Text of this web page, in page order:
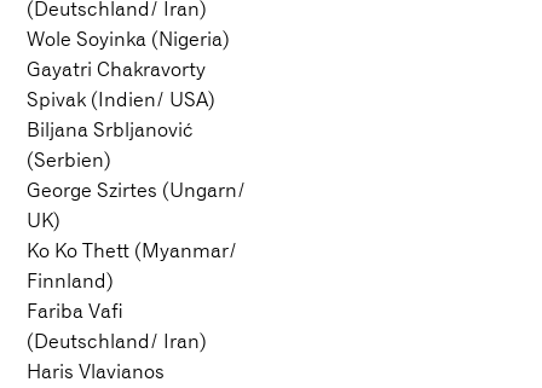
(Deutschland/ Iran)
Wole Soyinka (Nigeria)
Gayatri Chakravorty
Spivak (Indien/ USA)
Biljana Srbljanović
(Serbien)
George Szirtes (Ungarn/
UK)
Ko Ko Thett (Myanmar/
Finnland)
Fariba Vafi
(Deutschland/ Iran)
Haris Vlavianos